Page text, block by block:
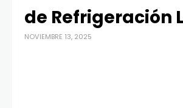
de Refrigeración
NOVIEMBRE 13, 2025